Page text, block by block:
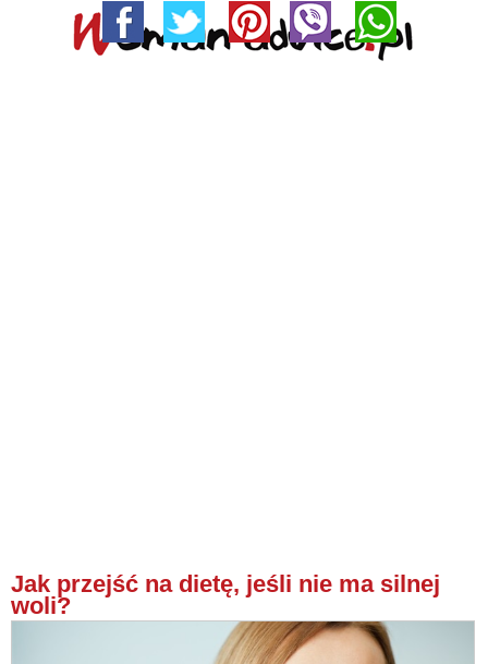
Jak przejść na dietę, jeśli nie ma silnej
woli?